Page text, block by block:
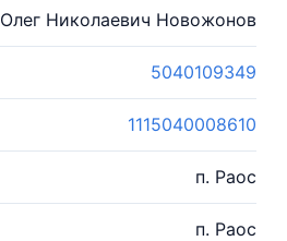
Олег Николаевич Новожонов
5040109349
1115040008610
п. Раос
п. Раос